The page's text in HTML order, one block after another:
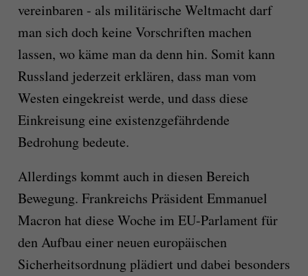
vereinbaren - als militärische Weltmacht darf
man sich doch keine Vorschriften machen
lassen, wo käme man da denn hin. Somit kann
Russland jederzeit erklären, dass man vom
Westen eingekreist werde, und dass diese
Einkreisung eine existenzgefährdende
Bedrohung bedeute.
Allerdings kommt auch in diesen Bereich
Bewegung. Frankreichs Präsident Emmanuel
Macron hat diese Woche im EU-Parlament für
den Aufbau einer neuen europäischen
Sicherheitsordnung plädiert und dabei besonders